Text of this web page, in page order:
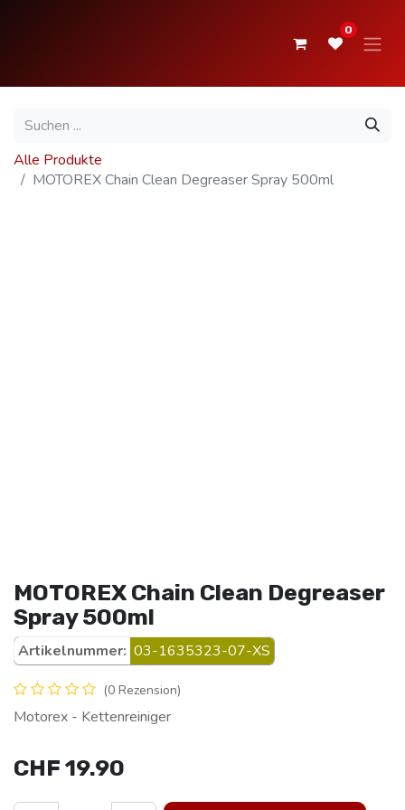
0
Alle Produkte
MOTOREX Chain Clean Degreaser Spray 500ml
MOTOREX Chain Clean Degreaser
Spray 500ml
Artikelnummer: 03-1635323-07-XS
(0 Rezension)
Motorex - Kettenreiniger
CHF 19.90